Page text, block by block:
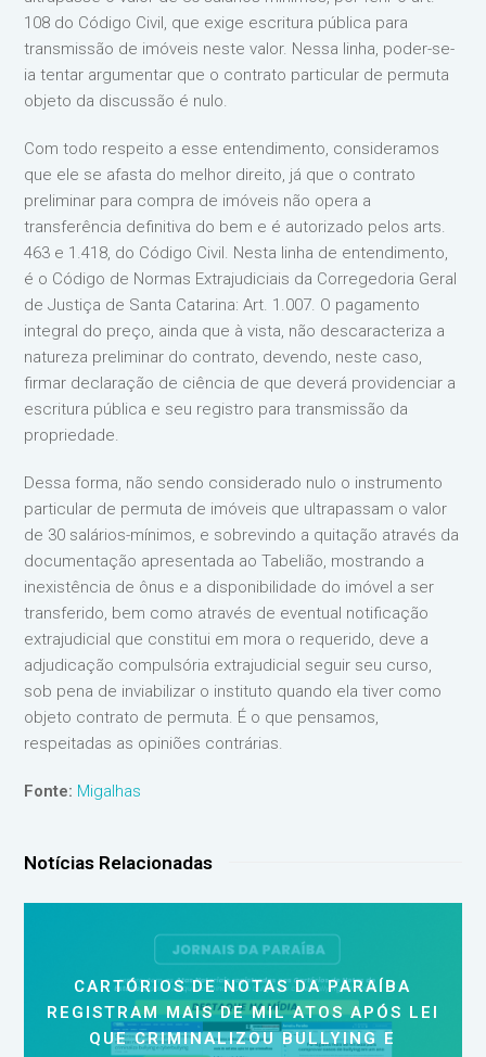
108 do Código Civil, que exige escritura pública para
transmissão de imóveis neste valor. Nessa linha, poder-se-
ia tentar argumentar que o contrato particular de permuta
objeto da discussão é nulo.
Com todo respeito a esse entendimento, consideramos
que ele se afasta do melhor direito, já que o contrato
preliminar para compra de imóveis não opera a
transferência definitiva do bem e é autorizado pelos arts.
463 e 1.418, do Código Civil. Nesta linha de entendimento,
é o Código de Normas Extrajudiciais da Corregedoria Geral
de Justiça de Santa Catarina: Art. 1.007. O pagamento
integral do preço, ainda que à vista, não descaracteriza a
natureza preliminar do contrato, devendo, neste caso,
firmar declaração de ciência de que deverá providenciar a
escritura pública e seu registro para transmissão da
propriedade.
Dessa forma, não sendo considerado nulo o instrumento
particular de permuta de imóveis que ultrapassam o valor
de 30 salários-mínimos, e sobrevindo a quitação através da
documentação apresentada ao Tabelião, mostrando a
inexistência de ônus e a disponibilidade do imóvel a ser
transferido, bem como através de eventual notificação
extrajudicial que constitui em mora o requerido, deve a
adjudicação compulsória extrajudicial seguir seu curso,
sob pena de inviabilizar o instituto quando ela tiver como
objeto contrato de permuta. É o que pensamos,
respeitadas as opiniões contrárias.
Fonte: Migalhas
Notícias Relacionadas
CARTÓRIOS DE NOTAS DA PARAÍBA
REGISTRAM MAIS DE MIL ATOS APÓS LEI
QUE CRIMINALIZOU BULLYING E